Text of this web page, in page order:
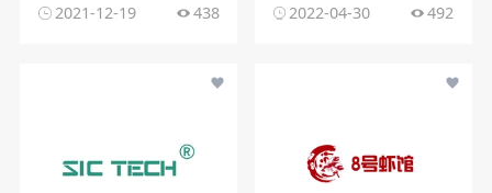
2021-12-19 438 2022-04-30 492